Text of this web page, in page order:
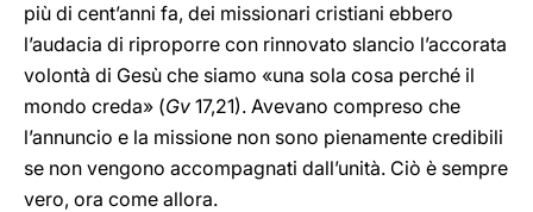
più di cent’anni fa, dei missionari cristiani ebbero
l’audacia di riproporre con rinnovato slancio l’accorata
volontà di Gesù che siamo «una sola cosa perché il
mondo creda» (Gv 17,21). Avevano compreso che
l’annuncio e la missione non sono pienamente credibili
se non vengono accompagnati dall’unità. Ciò è sempre
vero, ora come allora.